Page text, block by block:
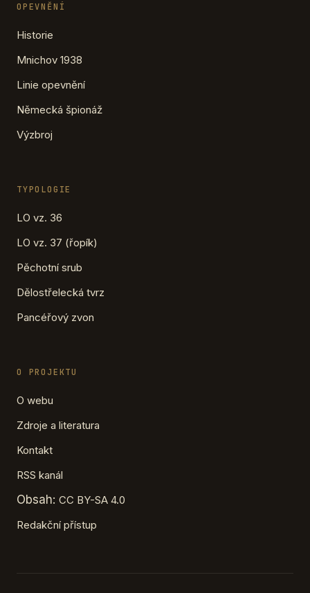
OPEVNĚNÍ
Historie
Mnichov 1938
Linie opevnění
Německá špionáž
Výzbroj
TYPOLOGIE
LO vz. 36
LO vz. 37 (řopík)
Pěchotní srub
Dělostřelecká tvrz
Pancéřový zvon
O PROJEKTU
O webu
Zdroje a literatura
Kontakt
RSS kanál
Obsah: CC BY-SA 4.0
Redakční přístup